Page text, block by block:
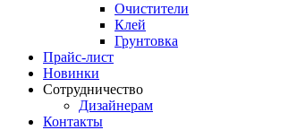
Очистители
Клей
Грунтовка
Прайс-лист
Новинки
Сотрудничество
Дизайнерам
Контакты